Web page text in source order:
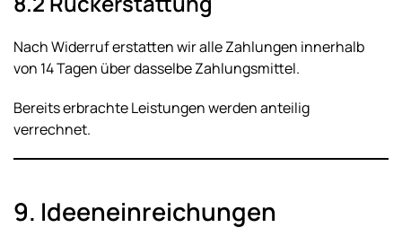
Nach Widerruf erstatten wir alle Zahlungen innerhalb
von 14 Tagen über dasselbe Zahlungsmittel.
Bereits erbrachte Leistungen werden anteilig
verrechnet.
9. Ideeneinreichungen